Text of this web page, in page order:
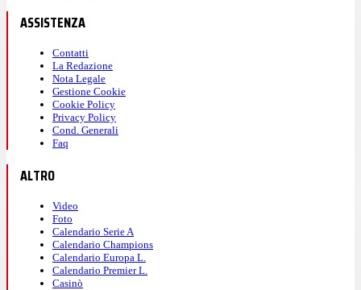
ASSISTENZA
Contatti
La Redazione
Nota Legale
Gestione Cookie
Cookie Policy
Privacy Policy
Cond. Generali
Faq
ALTRO
Video
Foto
Calendario Serie A
Calendario Champions
Calendario Europa L.
Calendario Premier L.
Casinò